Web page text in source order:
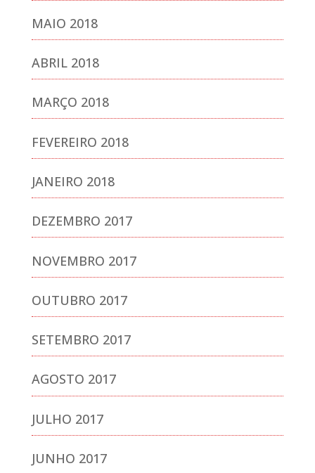
MAIO 2018
ABRIL 2018
MARÇO 2018
FEVEREIRO 2018
JANEIRO 2018
DEZEMBRO 2017
NOVEMBRO 2017
OUTUBRO 2017
SETEMBRO 2017
AGOSTO 2017
JULHO 2017
JUNHO 2017